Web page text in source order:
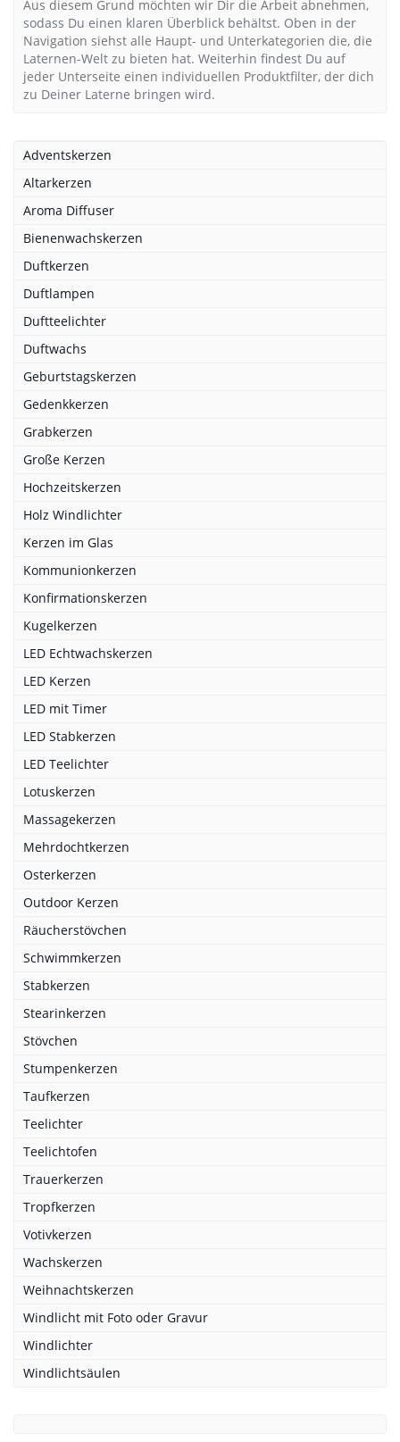
Aus diesem Grund möchten wir Dir die Arbeit abnehmen,
sodass Du einen klaren Überblick behältst. Oben in der
Navigation siehst alle Haupt- und Unterkategorien die, die
Laternen-Welt zu bieten hat. Weiterhin findest Du auf
jeder Unterseite einen individuellen Produktfilter, der dich
zu Deiner Laterne bringen wird.
Adventskerzen
Altarkerzen
Aroma Diffuser
Bienenwachskerzen
Duftkerzen
Duftlampen
Duftteelichter
Duftwachs
Geburtstagskerzen
Gedenkkerzen
Grabkerzen
Große Kerzen
Hochzeitskerzen
Holz Windlichter
Kerzen im Glas
Kommunionkerzen
Konfirmationskerzen
Kugelkerzen
LED Echtwachskerzen
LED Kerzen
LED mit Timer
LED Stabkerzen
LED Teelichter
Lotuskerzen
Massagekerzen
Mehrdochtkerzen
Osterkerzen
Outdoor Kerzen
Räucherstövchen
Schwimmkerzen
Stabkerzen
Stearinkerzen
Stövchen
Stumpenkerzen
Taufkerzen
Teelichter
Teelichtofen
Trauerkerzen
Tropfkerzen
Votivkerzen
Wachskerzen
Weihnachtskerzen
Windlicht mit Foto oder Gravur
Windlichter
Windlichtsäulen